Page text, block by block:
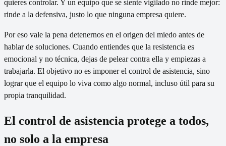
quieres controlar. Y un equipo que se siente vigilado no rinde mejor:
rinde a la defensiva, justo lo que ninguna empresa quiere.
Por eso vale la pena detenernos en el origen del miedo antes de
hablar de soluciones. Cuando entiendes que la resistencia es
emocional y no técnica, dejas de pelear contra ella y empiezas a
trabajarla. El objetivo no es imponer el control de asistencia, sino
lograr que el equipo lo viva como algo normal, incluso útil para su
propia tranquilidad.
El control de asistencia protege a todos,
no solo a la empresa